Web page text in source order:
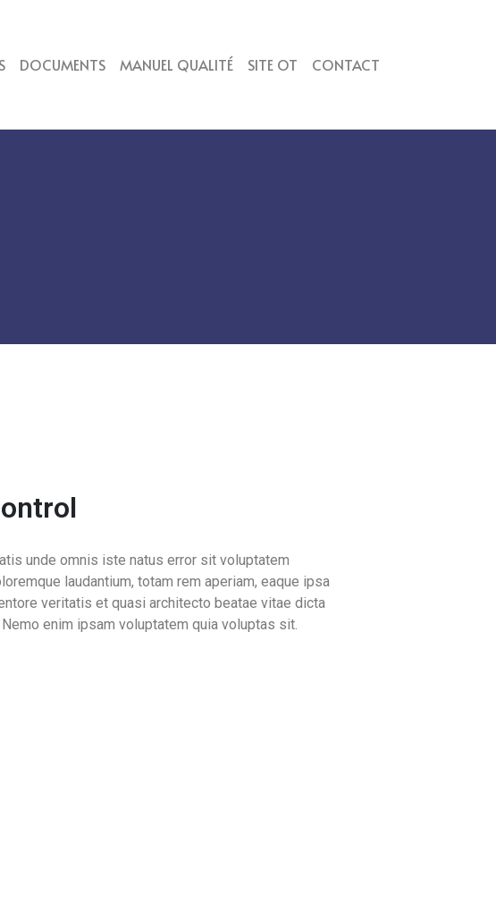
DOCUMENTS MANUEL QUALITÉ SITE OT CONTACT
unde omnis iste natus error sit voluptatem
laudantium, totam rem aperiam, eaque ipsa
veritatis et quasi architecto beatae vitae dicta
enim ipsam voluptatem quia voluptas sit.